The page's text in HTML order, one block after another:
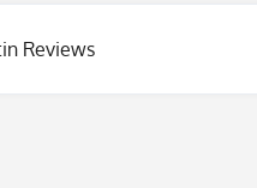
Reviews